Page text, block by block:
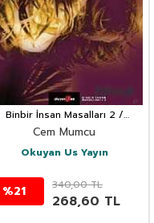
Binbir İnsan Masalları 2 /
Muallakta, Araf'ta ve Düşlerde
Cem Mumcu
Okuyan Us Yayın
%21 340,00TL
268,60 TL